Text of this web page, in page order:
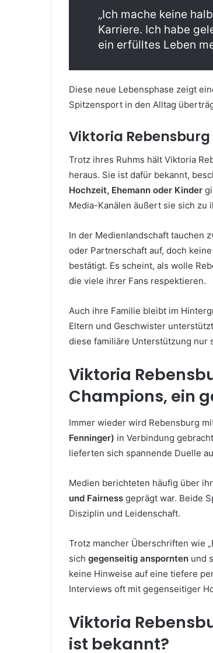
„Ich mache keine
Karriere. Ich habe
ein erfülltes Leben
Diese neue Lebensphase zeigt
Spitzensport in den Alltag
Viktoria
Trotz ihres Ruhms hält Viktoria
heraus. Sie ist dafür bekannt,
Hochzeit, Ehemann oder Kinder
Media-Kanälen äußert sie sich zu
In der Medienlandschaft tauchen
oder Partnerschaft auf, doch
bestätigt. Es scheint, als wolle
die viele ihrer Fans respektieren.
Auch ihre Familie bleibt im
Eltern und Geschwister
diese familiäre Unterstützung nur
Viktoria
Champions, ein
Immer wieder wird Rebensburg
Fenninger) in Verbindung
lieferten sich spannende Duelle
Medien berichteten häufig über
und Fairness geprägt war. Beide
Disziplin und Leidenschaft.
Trotz mancher Überschriften wie
sich gegenseitig anspornten und
keine Hinweise auf eine tiefere
Interviews oft mit gegenseitiger
Viktoria
ist bekannt?